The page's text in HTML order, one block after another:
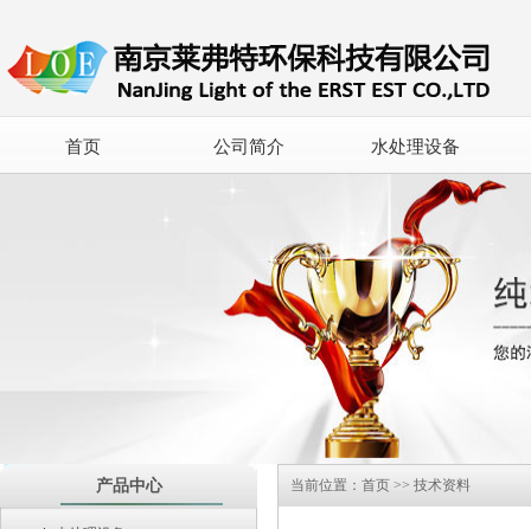
首页 公司简介 水处理设备
产品中心 当前位置： 首页 >> 技术资料